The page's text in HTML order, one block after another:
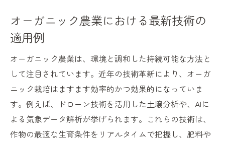
オーガニック農業における最新技術の
適用例
オーガニック農業は、環境と調和した持続可能な方法と
して注目されています。近年の技術革新により、オーガ
ニック栽培はますます効率的かつ効果的になっていま
す。例えば、ドローン技術を活用した土壌分析や、AIに
よる気象データ解析が挙げられます。これらの技術は、
作物の最適な生育条件をリアルタイムで把握し、肥料や